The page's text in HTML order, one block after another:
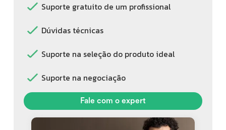
Suporte gratuito de um profissional
Dúvidas técnicas
Suporte na seleção do produto ideal
Suporte na negociação
Fale com o expert